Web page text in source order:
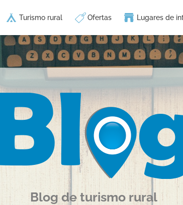
Turismo rural Ofertas Lugares de
Blog de turismo rural